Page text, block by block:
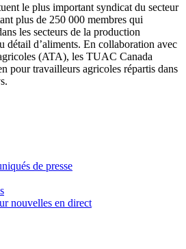
le plus important syndicat du secteur
plus de 250 000 membres qui
les secteurs de la production
détail d’aliments. En collaboration avec
(ATA), les TUAC Canada
pour travailleurs agricoles répartis dans
de presse
nouvelles en direct